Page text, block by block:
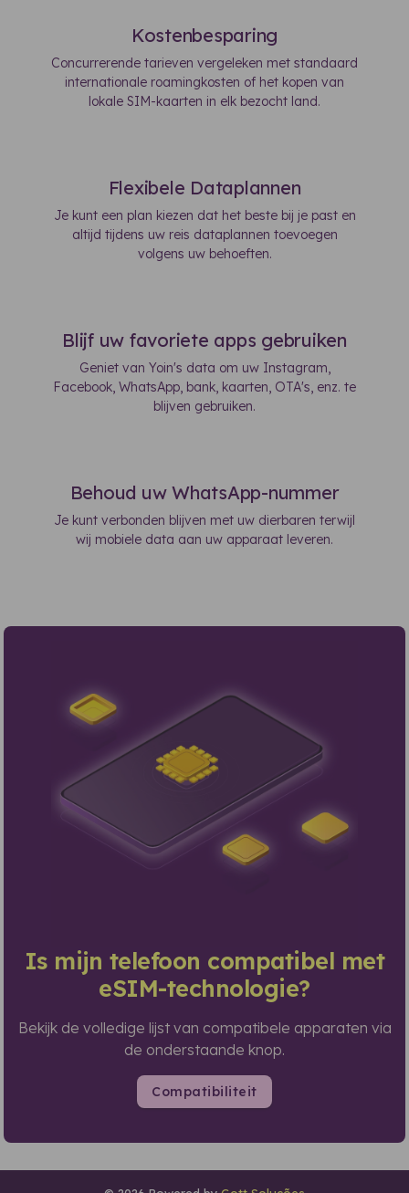
Kostenbesparing
Concurrerende tarieven vergeleken met standaard
internationale roamingkosten of het kopen van
lokale SIM-kaarten in elk bezocht land.
Flexibele Dataplannen
Je kunt een plan kiezen dat het beste bij je past en
altijd tijdens uw reis dataplannen toevoegen
volgens uw behoeften.
Blijf uw favoriete apps gebruiken
Geniet van Yoin's data om uw Instagram,
Facebook, WhatsApp, bank, kaarten, OTA's, enz. te
blijven gebruiken.
Behoud uw WhatsApp-nummer
Je kunt verbonden blijven met uw dierbaren terwijl
wij mobiele data aan uw apparaat leveren.
Is mijn telefoon compatibel met
eSIM-technologie?
Bekijk de volledige lijst van compatibele apparaten via
de onderstaande knop.
Compatibiliteit